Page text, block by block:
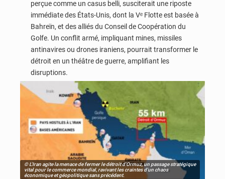
perçue comme un casus belli, susciterait une riposte
immédiate des États-Unis, dont la Vᵉ Flotte est basée à
Bahreïn, et des alliés du Conseil de Coopération du
Golfe. Un conflit armé, impliquant mines, missiles
antinavires ou drones iraniens, pourrait transformer le
détroit en un théâtre de guerre, amplifiant les
disruptions.
© L'Iran agite la menace de fermer le détroit d'Ormuz, un passage stratégique
vital pour le commerce mondial, ravivant les craintes d'un chaos
économique et géopolitique sans précédent.